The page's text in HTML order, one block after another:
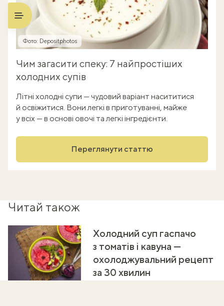
Фото: Depositphotos
Чим загасити спеку: 7 найпростіших
холодних супів
Літні холодні супи — чудовий варіант насититися
й освіжитися. Вони легкі в приготуванні, майже
у всіх — в основі овочі та легкі інгредієнти.
Переглянути статтю
Читай також
Холодний суп гаспачо
з томатів і кавуна —
охолоджувальний рецепт
за 30 хвилин